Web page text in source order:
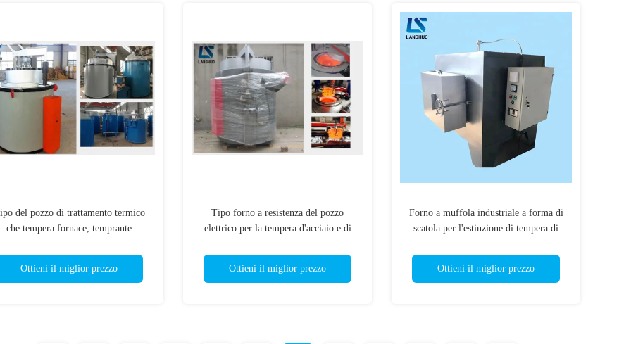
del pozzo di trattamento termico
che tempera fornace, temprante
Ottieni il miglior prezzo
Tipo forno a resistenza del pozzo
elettrico per la tempera d'acciaio e di
Ottieni il miglior prezzo
Forno a muffola industriale a forma di
scatola per l'estinzione di tempera di
Ottieni il miglior prezzo